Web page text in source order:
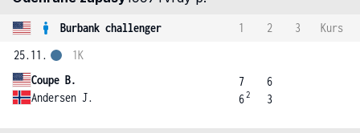
Burbank challenger 1 2 3
Kurs
25.11.
Coupe B.
Andersen J.
1K
7
62
6
3